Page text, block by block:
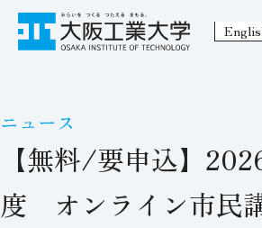
ニュース
【無料/要申込】
度 オンライン市民